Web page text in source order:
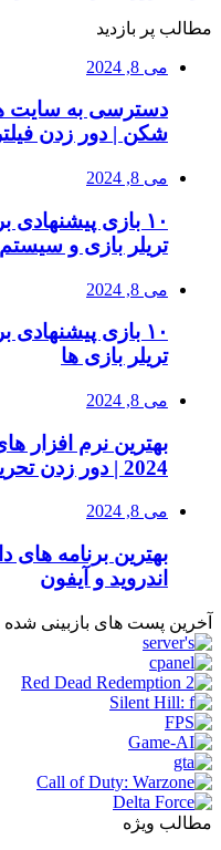
مطالب پر بازدید
می 8, 2024
دسترسی به سایت
شکن | دور زدن
می 8, 2024
تریلر بازی و سیستم
می 8, 2024
تریلر بازی ها
می 8, 2024
بهترین نرم افزار
2024 | دور زدن تحریم ها
می 8, 2024
اندروید و آیفون
آخرین پست های بازبینی شده
مطالب ویژه